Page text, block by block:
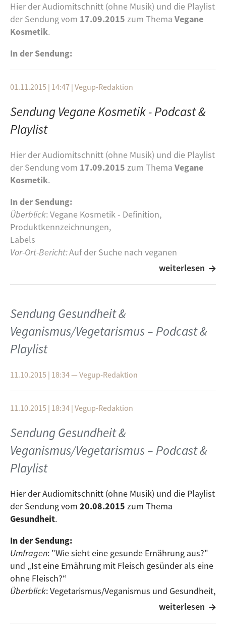
Markowski, K. L., & Roxburgh, S. (2019). “If I became a
vegan, my family and friends would hate me:”
Anticipating vegan stigma as a barrier to plant-based
diets. Appetite, 135
Rees, J. H., Bamberg, S., Jäger, A., Victor, L.,
Bergmeyer, M., & Friese, M. (2018). Breaking the habit:
consumption and implementation intentions as one
effective way of reducing it.
Psychology, 40
Ruby, M. B. (2012). Vegetarianism. A blossoming field
of study.Appetite, 58(1), 141-150.
Code of Honor- Deadlock
Father Said- True Nature
Facebook-Seite
Hier der Audiomitschnitt (ohne Musik) und die Playlist
der Sendung vom 17.09.2015 zum Thema Vegane
Kosmetik.
In der Sendung:
01.11.2015 | 14:47 | Vegup-Redaktion
Sendung Vegane Kosmetik - Podcast &
Playlist
Hier der Audiomitschnitt (ohne Musik) und die Playlist
der Sendung vom 17.09.2015 zum Thema Vegane
Kosmetik.
In der Sendung:
Überblick: Vegane Kosmetik - Definition,
Produktkennzeichnungen,
Labels
Vor-Ort-Bericht:Auf der Suche nach veganen
Kosmetik-Produkten in Ulms Drogerie-Landschaft
zu "Grüne Kosmetik" von G. Nedoma,
http://experimentselbstversorgung.net/kosmetik-
zum-aufessen/
Veggie 1x1
Inhaltsstoffen und Tierversuchen
Blick ins Web:www.codecheck.info,
www.wermachtwas.info
Playlist:
Aurora- Running With The Wolves
The Well- Separate Ways
The Hennings
Yeah Yeah Yeahs
Ceath Cab For Cutie
- I Will Follow You Into The Dark
Betty Who
- Somebody Loves You
Two Door Cinema Club
Kontakt: ulm(a)vebu.de oder über unsere
Seite
Hier der Audiomitschnitt (ohne Musik) und die Playlist
der Sendung vom17.09.2015zum ThemaVegane
weiterlesen
Sendung Gesundheit &
Veganismus/Vegetarismus – Podcast &
Playlist
11.10.2015 | 18:34— Vegup-Redaktion
11.10.2015 | 18:34 | Vegup-Redaktion
Sendung Gesundheit &
Veganismus/Vegetarismus – Podcast &
Playlist
Hier der Audiomitschnitt (ohne Musik) und die Playlist
der Sendung vom 20.08.2015 zum Thema
Gesundheit.
In der Sendung:
Umfragen: "Wie sieht eine gesunde Ernährung aus?"
und „Ist eine Ernährung mit Fleisch gesünder als eine
ohne Fleisch?“
Überblick: Vegetarismus/Veganismus und Gesundheit,
www.dge.de,
weiterlesen